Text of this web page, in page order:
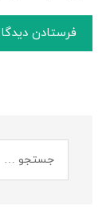
فرستادن